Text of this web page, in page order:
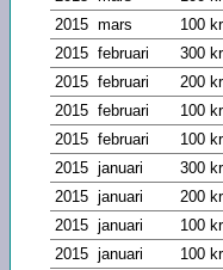
2015 mars 100 kr
2015 februari 300 kr
2015 februari 200 kr
2015 februari 100 kr
2015 februari 100 kr
2015 januari 300 kr
2015 januari 200 kr
2015 januari 100 kr
2015 januari 100 kr